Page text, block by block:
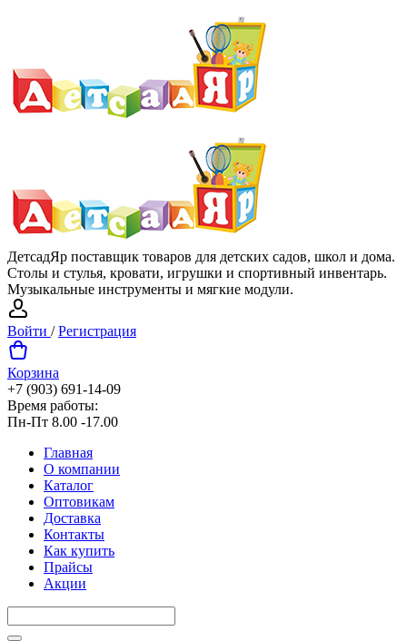
ДетсадЯр поставщик товаров для детских садов, школ и дома.
Столы и стулья, кровати, игрушки и спортивный инвентарь.
Музыкальные инструменты и мягкие модули.
Войти /Регистрация
Корзина
+7 (903) 691-14-09
Время работы:
Пн-Пт 8.00 -17.00
Главная
О компании
Каталог
Оптовикам
Доставка
Контакты
Как купить
Прайсы
Акции